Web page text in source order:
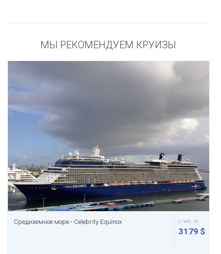
МЫ РЕКОМЕНДУЕМ КРУИЗЫ
Средиземное море - Celebrity Equinox с чел. от
3179 $